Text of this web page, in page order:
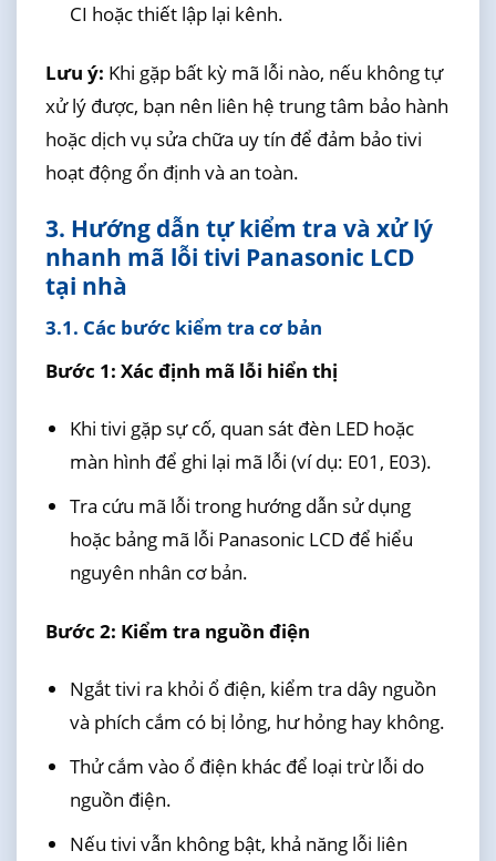
CI hoặc thiết lập lại kênh.
Lưu ý: Khi gặp bất kỳ mã lỗi nào, nếu không tự
xử lý được, bạn nên liên hệ trung tâm bảo hành
hoặc dịch vụ sửa chữa uy tín để đảm bảo tivi
hoạt động ổn định và an toàn.
3. Hướng dẫn tự kiểm tra và xử lý
nhanh mã lỗi tivi Panasonic LCD
tại nhà
3.1. Các bước kiểm tra cơ bản
Bước 1: Xác định mã lỗi hiển thị
Khi tivi gặp sự cố, quan sát đèn LED hoặc
màn hình để ghi lại mã lỗi (ví dụ: E01, E03).
Tra cứu mã lỗi trong hướng dẫn sử dụng
hoặc bảng mã lỗi Panasonic LCD để hiểu
nguyên nhân cơ bản.
Bước 2: Kiểm tra nguồn điện
Ngắt tivi ra khỏi ổ điện, kiểm tra dây nguồn
và phích cắm có bị lỏng, hư hỏng hay không.
Thử cắm vào ổ điện khác để loại trừ lỗi do
nguồn điện.
Nếu tivi vẫn không bật, khả năng lỗi liên